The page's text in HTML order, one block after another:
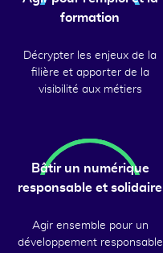
formation
Décrypter les enjeux de la
filière et apporter de la
visibilité aux métiers
Bâtir un numérique
responsable et solidaire
Agir ensemble pour un
développement responsable